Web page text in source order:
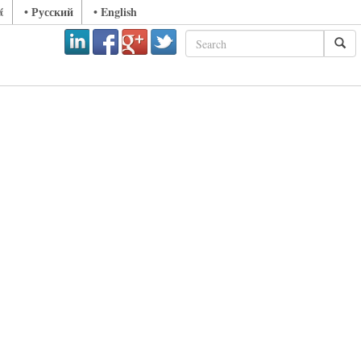
• Русский • English